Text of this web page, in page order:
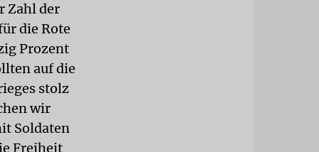
Zahl der
die Rote
Prozent
auf die
stolz
wir
Soldaten
Freiheit